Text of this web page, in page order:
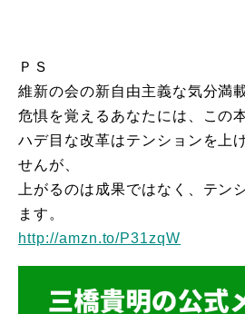
ＰＳ
維新の会の新自由主義な気分満
危惧を覚えるあなたには、この
ハデ目な改革はテンションを上
せんが、
上がるのは成果ではなく、テン
ます。
http://amzn.to/P31zqW